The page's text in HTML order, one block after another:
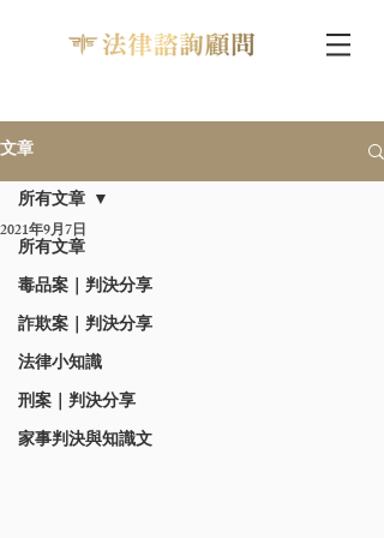
文章
所有文章
毒品案｜判決分享
詐欺案｜判決分享
法律小知識
刑案｜判決分享
家事判決與知識文
所有文章
2021年9月7日